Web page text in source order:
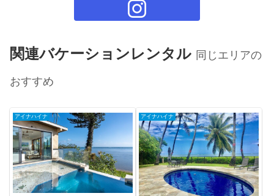
関連バケーションレンタル 同じエリアの
おすすめ
アイナハイナ アイナハイナ